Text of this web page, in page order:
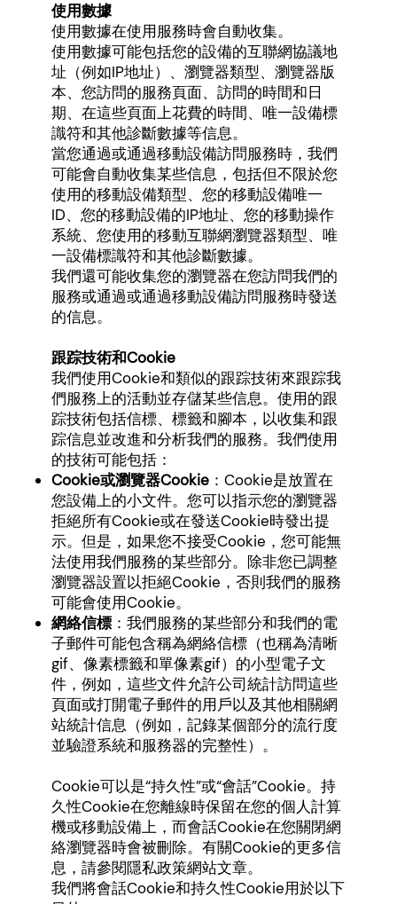
使用數據
使用數據在使用服務時會自動收集。
使用數據可能包括您的設備的互聯網協議地
址（例如IP地址）、瀏覽器類型、瀏覽器版
本、您訪問的服務頁面、訪問的時間和日
期、在這些頁面上花費的時間、唯一設備標
識符和其他診斷數據等信息。
當您通過或通過移動設備訪問服務時，我們
可能會自動收集某些信息，包括但不限於您
使用的移動設備類型、您的移動設備唯一
ID、您的移動設備的IP地址、您的移動操作
系統、您使用的移動互聯網瀏覽器類型、唯
一設備標識符和其他診斷數據。
我們還可能收集您的瀏覽器在您訪問我們的
服務或通過或通過移動設備訪問服務時發送
的信息。
跟踪技術和Cookie
我們使用Cookie和類似的跟踪技術來跟踪我
們服務上的活動並存儲某些信息。使用的跟
踪技術包括信標、標籤和腳本，以收集和跟
踪信息並改進和分析我們的服務。我們使用
的技術可能包括：
Cookie或瀏覽器Cookie ：Cookie是放置在
您設備上的小文件。您可以指示您的瀏覽器
拒絕所有Cookie或在發送Cookie時發出提
示。但是，如果您不接受Cookie，您可能無
法使用我們服務的某些部分。除非您已調整
瀏覽器設置以拒絕Cookie，否則我們的服務
可能會使用Cookie。
網絡信標 ：我們服務的某些部分和我們的電
子郵件可能包含稱為網絡信標（也稱為清晰
gif、像素標籤和單像素gif）的小型電子文
件，例如，這些文件允許公司統計訪問這些
頁面或打開電子郵件的用戶以及其他相關網
站統計信息（例如，記錄某個部分的流行度
並驗證系統和服務器的完整性）。
Cookie可以是“持久性”或“會話”Cookie。持
久性Cookie在您離線時保留在您的個人計算
機或移動設備上，而會話Cookie在您關閉網
絡瀏覽器時會被刪除。有關Cookie的更多信
息，請參閱隱私政策網站文章。
我們將會話Cookie和持久性Cookie用於以下